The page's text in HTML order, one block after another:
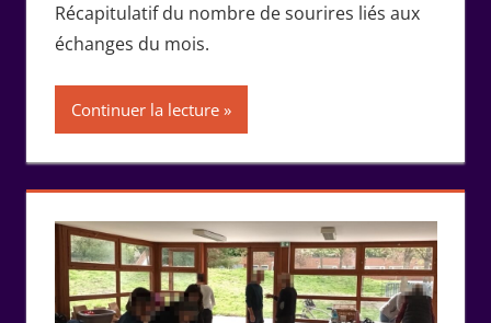
Récapitulatif du nombre de sourires liés aux
échanges du mois.
Continuer la lecture